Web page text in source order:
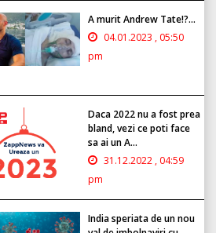
A murit Andrew Tate!?...
04.01.2023 , 05:50
pm
Daca 2022 nu a fost prea
bland, vezi ce poti face
sa ai un A...
31.12.2022 , 04:59
pm
India speriata de un nou